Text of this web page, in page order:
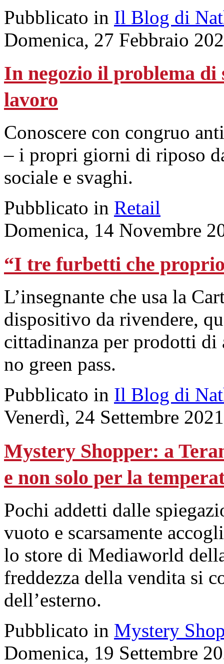
Pubblicato in Il Blog di
Domenica, 27 Febbraio
In negozio il problema di
lavoro
Conoscere con congruo
– i propri giorni di riposo
sociale e svaghi.
Pubblicato in Retail
Domenica, 14 Novembre
“I tre furbetti che
L’insegnante che usa la
dispositivo da rivendere,
cittadinanza per prodotti di
no green pass.
Pubblicato in Il Blog di
Venerdì, 24 Settembre
Mystery Shopper: a
e non solo per la
Pochi addetti dalle
vuoto e scarsamente
lo store di Mediaworld
freddezza della vendita si
dell’esterno.
Pubblicato in Mystery
Domenica, 19 Settembre